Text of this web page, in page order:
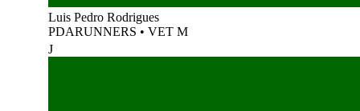
Luis Pedro Rodrigues
PDARUNNERS • VET M
J